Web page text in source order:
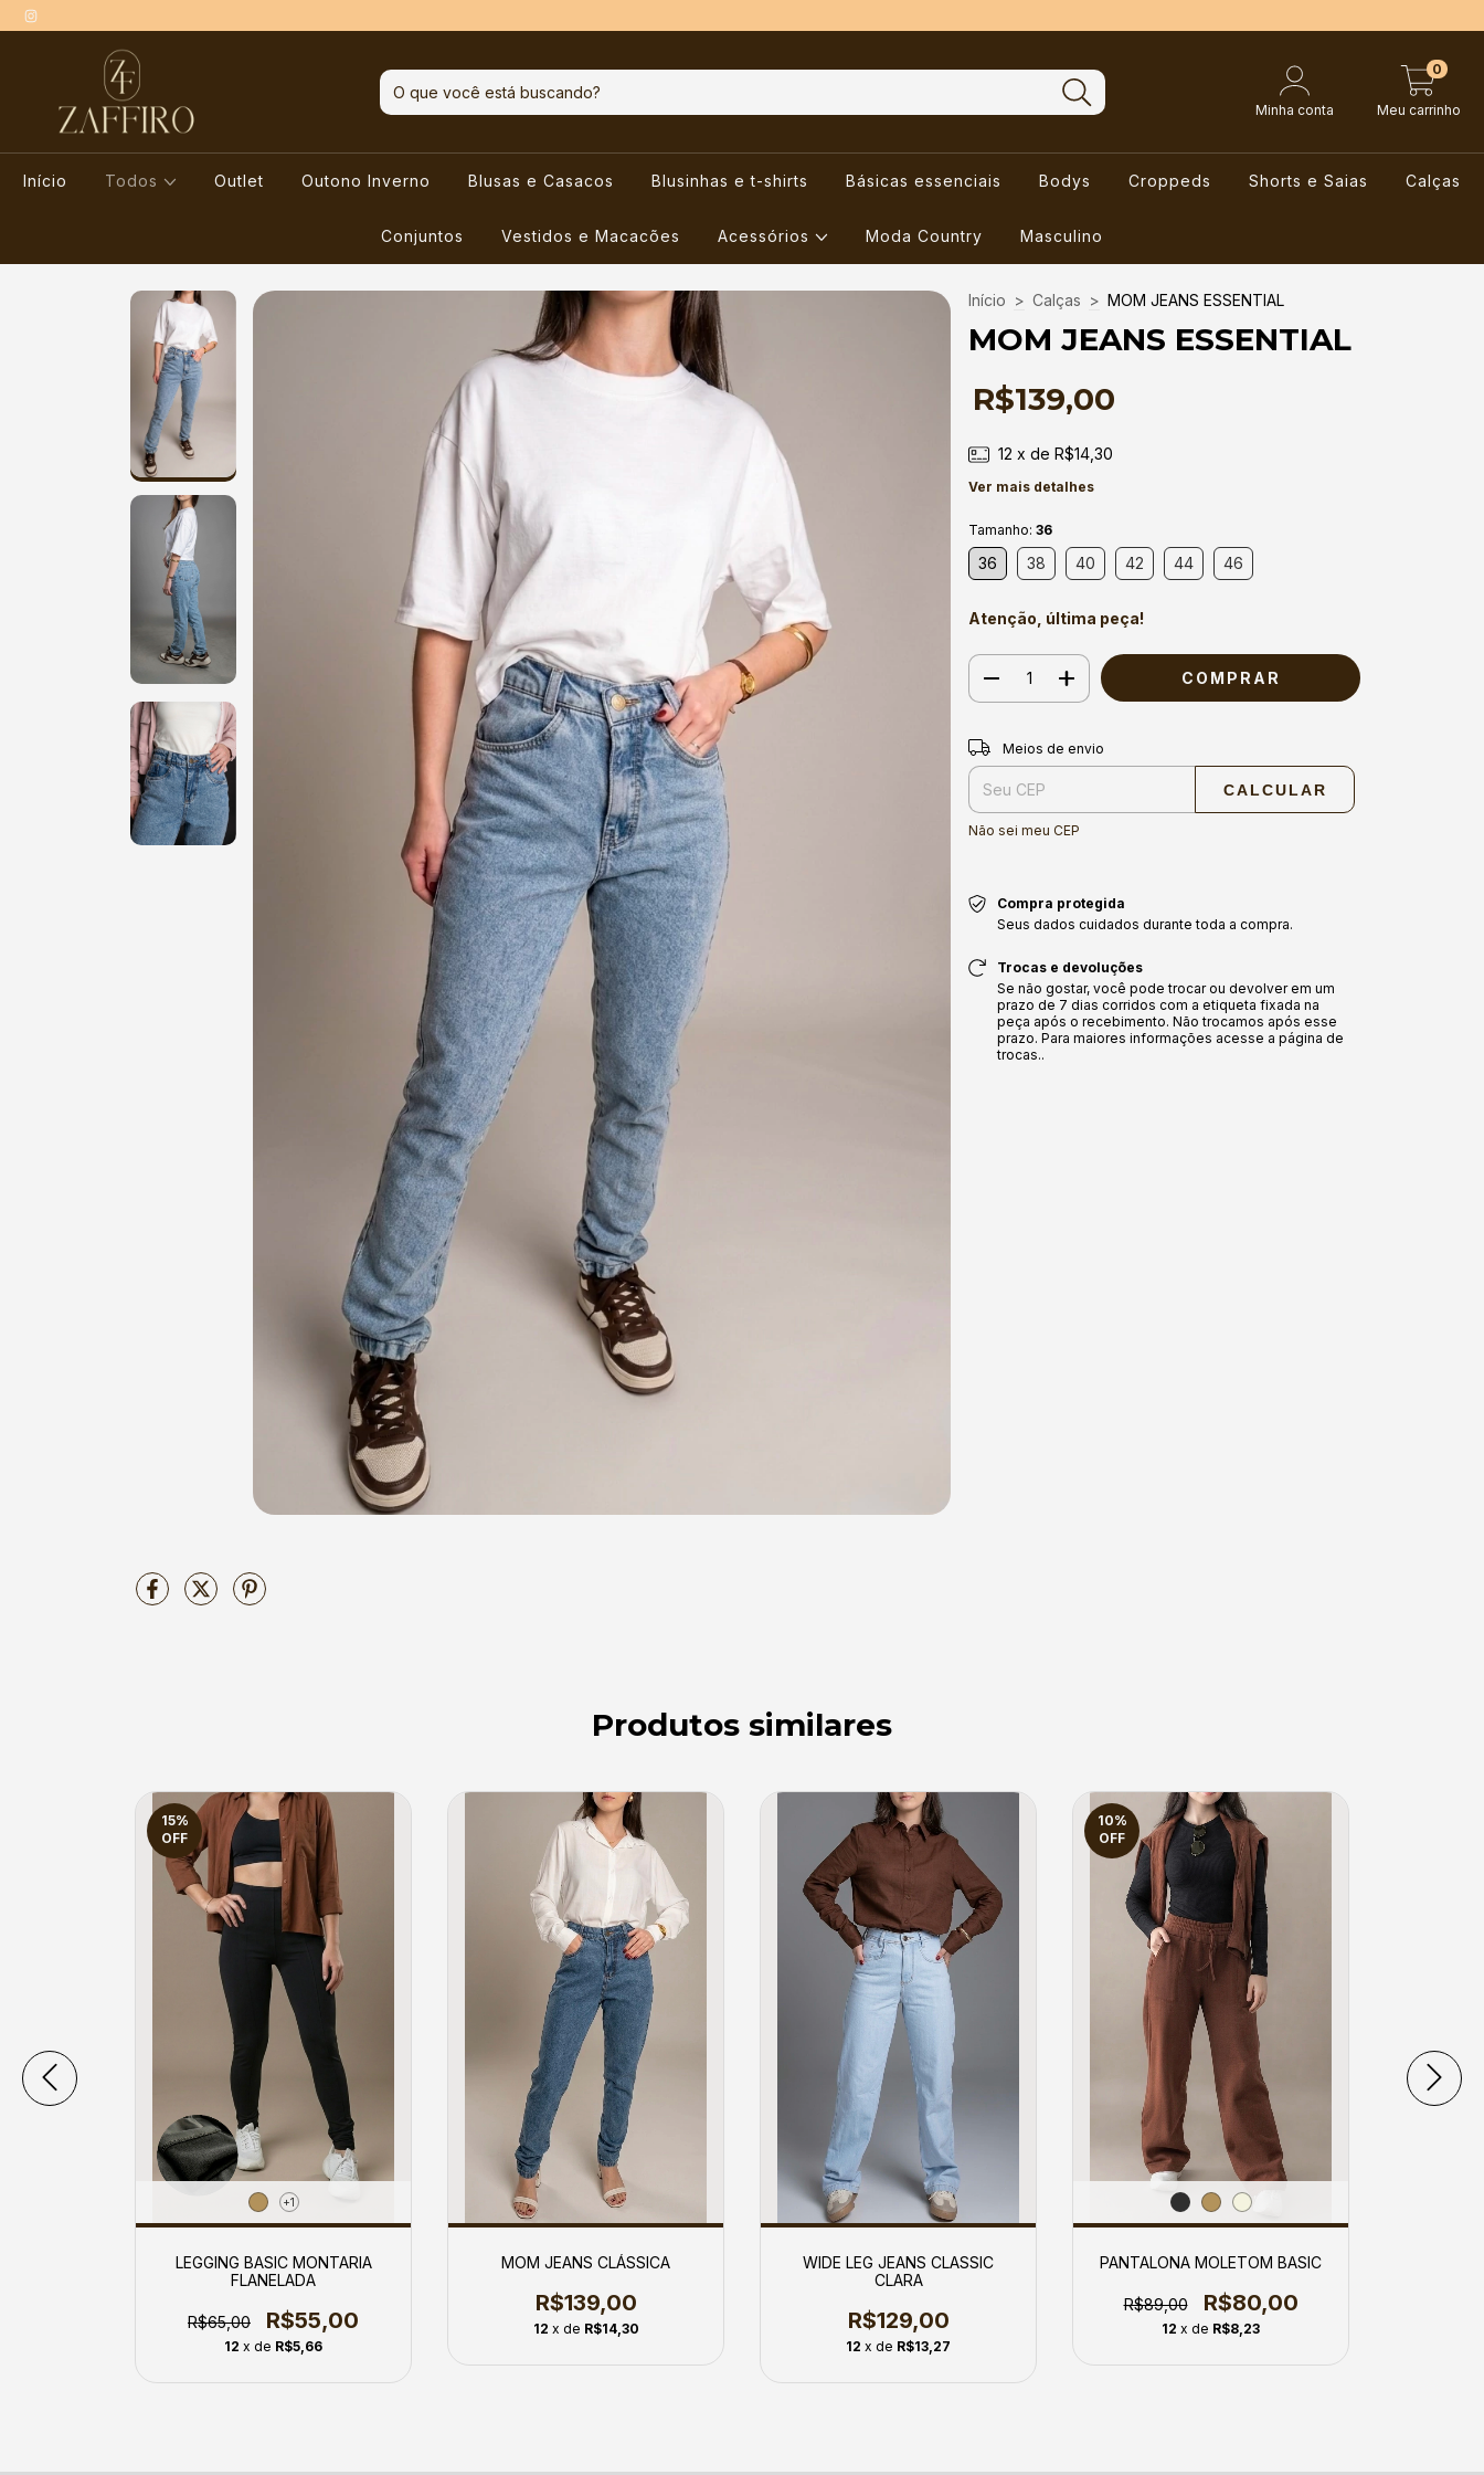
Minha conta Meu carrinho
0
Início Todos Outlet Outono Inverno Blusas e Casacos Blusinhas e t-shirts Básicas essenciais Bodys Croppeds Shorts e Saias Calças
Conjuntos Vestidos e Macacões Acessórios Moda Country Masculino
Início > Calças > MOM JEANS ESSENTIAL
MOM JEANS ESSENTIAL
R$139,00
12 x de R$14,30
Ver mais detalhes
Tamanho: 36
36 38 40 42 44 46
Atenção, última peça!
Entregas para o CEP:
Meios de envio
CALCULAR
Não sei meu CEP
Compra protegida
Seus dados cuidados durante toda a compra.
Trocas e devoluções
Se não gostar, você pode trocar ou devolver em um
prazo de 7 dias corridos com a etiqueta fixada na
peça após o recebimento. Não trocamos após esse
prazo. Para maiores informações acesse a página de
trocas..
Produtos similares
15%
OFF
+1
LEGGING BASIC MONTARIA
FLANELADA
R$65,00 R$55,00
12 x de R$5,66
MOM JEANS CLÁSSICA
R$139,00
12 x de R$14,30
WIDE LEG JEANS CLASSIC
CLARA
R$129,00
12 x de R$13,27
10%
OFF
PANTALONA MOLETOM BASIC
R$89,00 R$80,00
12 x de R$8,23